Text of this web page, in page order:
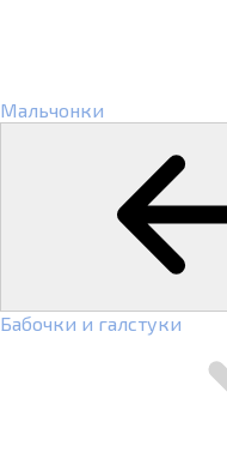
Мальчонки
Бабочки и галстуки